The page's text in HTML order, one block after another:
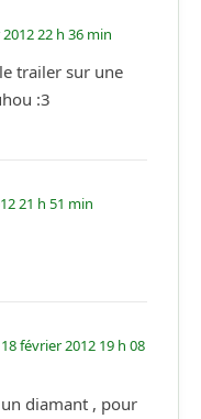
22 h 36 min
trailer sur une
:3
21 h 51 min
18 février 2012 19 h 08
un diamant , pour